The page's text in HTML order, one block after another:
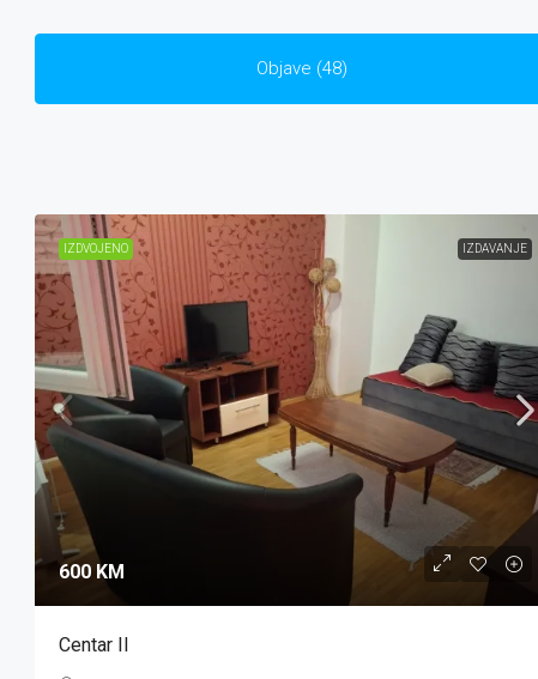
Objave (48)
IZDVOJENO IZDAVANJE
600 KM
Centar II